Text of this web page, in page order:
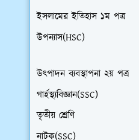
ইসলামের ইতিহাস ১ম পত্র
উপন্যাস(HSC)
উৎপাদন ব্যবস্থাপনা ২য় পত্র
গার্হস্থ্যবিজ্ঞান(SSC)
তৃতীয় শ্রেণি
নাটক(SSC)